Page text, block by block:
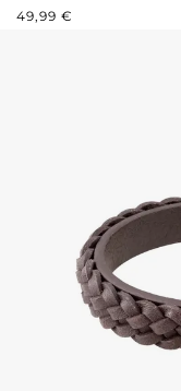
REGULÄRER
49,99 €